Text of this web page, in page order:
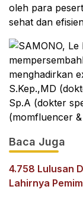
oleh para
sehat dan
Baca Juga
4.758 Lulusan
Lahirnya